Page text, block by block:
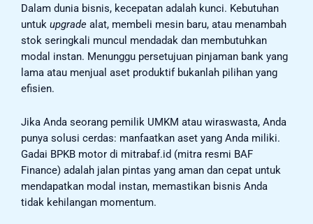
Dalam dunia bisnis, kecepatan adalah kunci. Kebutuhan
untuk upgrade alat, membeli mesin baru, atau menambah
stok seringkali muncul mendadak dan membutuhkan
modal instan. Menunggu persetujuan pinjaman bank yang
lama atau menjual aset produktif bukanlah pilihan yang
efisien.
Jika Anda seorang pemilik UMKM atau wiraswasta, Anda
punya solusi cerdas: manfaatkan aset yang Anda miliki.
Gadai BPKB motor di mitrabaf.id (mitra resmi BAF
Finance) adalah jalan pintas yang aman dan cepat untuk
mendapatkan modal instan, memastikan bisnis Anda
tidak kehilangan momentum.